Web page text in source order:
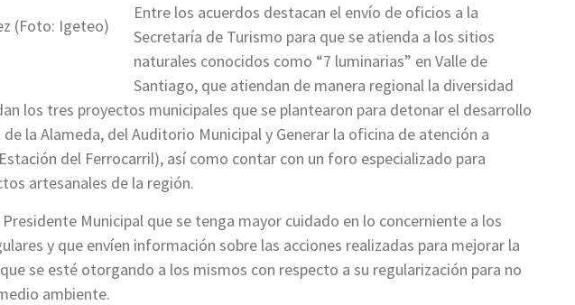
(Foto: Igeteo)
Entre los acuerdos destacan el envío de oficios a la
Secretaría de Turismo para que se atienda a los sitios
naturales conocidos como “7 luminarias” en Valle de
Santiago, que atiendan de manera regional la diversidad
los tres proyectos municipales que se plantearon para detonar el desarrollo
la Alameda, del Auditorio Municipal y Generar la oficina de atención a
del Ferrocarril), así como contar con un foro especializado para
artesanales de la región.
Municipal que se tenga mayor cuidado en lo concerniente a los
y que envíen información sobre las acciones realizadas para mejorar la
se esté otorgando a los mismos con respecto a su regularización para no
ambiente.